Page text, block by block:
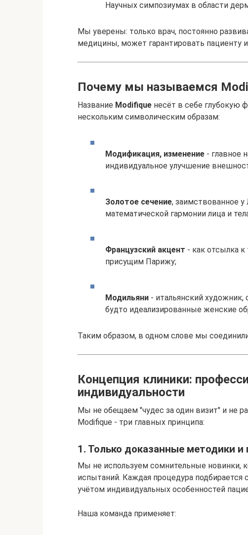
Научных симпозиумах в области
Мы уверены: только врач, постоянно
медицины, может гарантировать пациенту
Почему мы называемся
Название Modifique несёт в себе глубокую
нескольким символическим образам:
Модификация, изменение - главное
индивидуальное улучшение
Золотое сечение, заимствованное
математической гармонии лица и
Французский акцент - как отсылка
присущим Парижу;
Модильяни - итальянский
будто идеализированные женские
Таким образом, в одном слове мы
Концепция клиники:
индивидуальности
Мы не обещаем "чудес за один визит" и не
Modifique - три главных принципа:
1. Только доказанные методики и
Мы не используем сомнительные новинки,
испытаний. Каждая процедура подбирается
учётом индивидуальных особенностей
Наша команда применяет: